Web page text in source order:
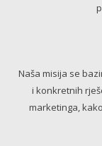
Naša misija se
i konkretnih
marketinga,